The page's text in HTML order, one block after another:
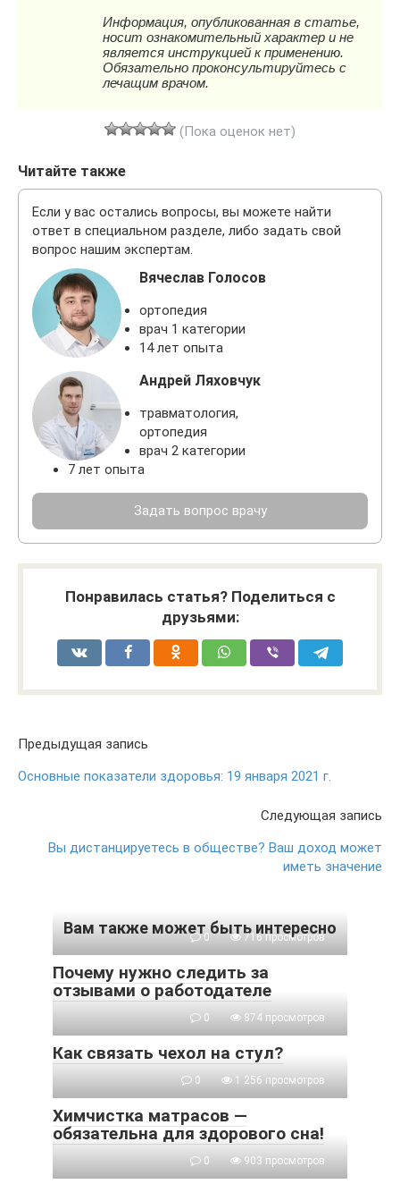
(Пока оценок нет)
Читайте также
Если у вас остались вопросы, вы можете найти
ответ в специальном разделе, либо задать свой
вопрос нашим экспертам.
Вячеслав Голосов
ортопедия
врач 1 категории
14 лет опыта
Андрей Ляховчук
травматология,
ортопедия
врач 2 категории
7 лет опыта
Задать вопрос врачу
Понравилась статья? Поделиться с
друзьями:
Предыдущая запись
Основные показатели здоровья: 19 января 2021 г.
Следующая запись
Вы дистанцируетесь в обществе? Ваш доход может
иметь значение
Вам также может быть интересно
0 716 просмотров
Почему нужно следить за
отзывами о работодателе
0 874 просмотров
Как связать чехол на стул?
0 1 256 просмотров
Химчистка матрасов —
обязательна для здорового сна!
0 903 просмотров